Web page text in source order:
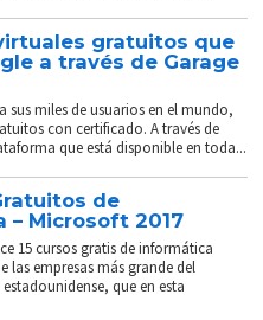
gratuitos que
a través de Garage
sus miles de usuarios en el mundo,
con certificado. A través de
que está disponible en toda...
de
– Microsoft 2017
15 cursos gratis de informática
las empresas más grande del
que en esta